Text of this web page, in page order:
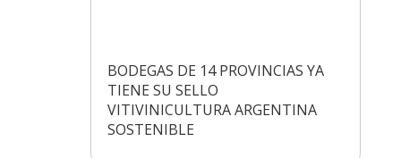
BODEGAS DE 14 PROVINCIAS YA
TIENE SU SELLO
VITIVINICULTURA ARGENTINA
SOSTENIBLE